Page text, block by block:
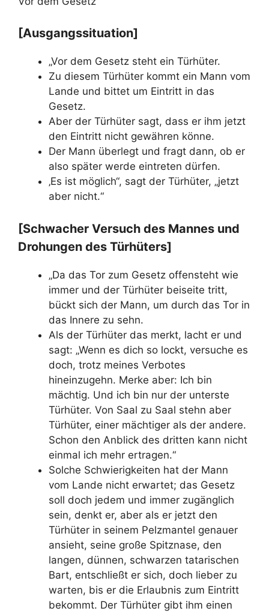
[Ausgangssituation]
„Vor dem Gesetz steht ein Türhüter.
Zu diesem Türhüter kommt ein Mann vom
Lande und bittet um Eintritt in das
Gesetz.
Aber der Türhüter sagt, dass er ihm jetzt
den Eintritt nicht gewähren könne.
Der Mann überlegt und fragt dann, ob er
also später werde eintreten dürfen.
‚Es ist möglich“, sagt der Türhüter, „jetzt
aber nicht.“
[Schwacher Versuch des Mannes und
Drohungen des Türhüters]
„Da das Tor zum Gesetz offensteht wie
immer und der Türhüter beiseite tritt,
bückt sich der Mann, um durch das Tor in
das Innere zu sehn.
Als der Türhüter das merkt, lacht er und
sagt: „Wenn es dich so lockt, versuche es
doch, trotz meines Verbotes
hineinzugehn. Merke aber: Ich bin
mächtig. Und ich bin nur der unterste
Türhüter. Von Saal zu Saal stehn aber
Türhüter, einer mächtiger als der andere.
Schon den Anblick des dritten kann nicht
einmal ich mehr ertragen.“
Solche Schwierigkeiten hat der Mann
vom Lande nicht erwartet; das Gesetz
soll doch jedem und immer zugänglich
sein, denkt er, aber als er jetzt den
Türhüter in seinem Pelzmantel genauer
ansieht, seine große Spitznase, den
langen, dünnen, schwarzen tatarischen
Bart, entschließt er sich, doch lieber zu
warten, bis er die Erlaubnis zum Eintritt
bekommt. Der Türhüter gibt ihm einen